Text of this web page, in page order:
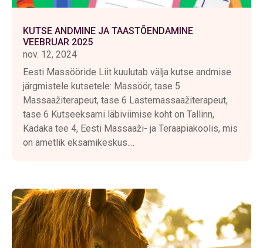
KUTSE ANDMINE JA TAASTÕENDAMINE
VEEBRUAR 2025
nov. 12, 2024
Eesti Massööride Liit kuulutab välja kutse andmise
järgmistele kutsetele: Massöör, tase 5
Massaažiterapeut, tase 6 Lastemassaažiterapeut,
tase 6 Kutseeksami läbiviimise koht on Tallinn,
Kadaka tee 4, Eesti Massaaži- ja Teraapiakoolis, mis
on ametlik eksamikeskus....